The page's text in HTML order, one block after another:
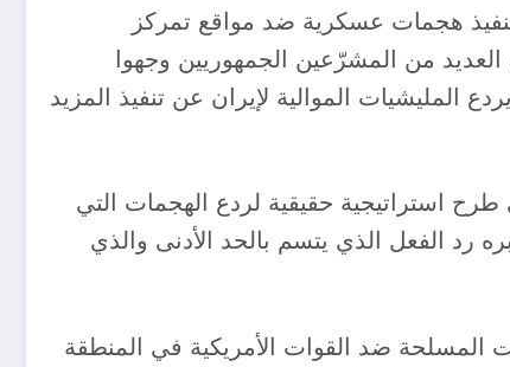
هجمات عسكرية ضد مواقع تمركز
من المشرّعين الجمهوريين وجهوا
المليشيات الموالية لإيران عن تنفيذ المزيد
استراتيجية حقيقية لردع الهجمات التي
رد الفعل الذي يتسم بالحد الأدنى والذي
المسلحة ضد القوات الأمريكية في المنطقة